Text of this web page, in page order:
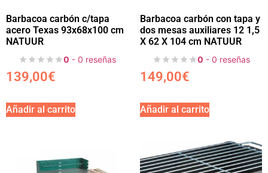
Barbacoa carbón c/tapa
acero Texas 93x68x100 cm
NATUUR
0 - 0 reseñas
139,00€
Añadir al carrito
Barbacoa carbón con tapa y
dos mesas auxiliares 12 1,5
X 62 X 104 cm NATUUR
0 - 0 reseñas
149,00€
Añadir al carrito